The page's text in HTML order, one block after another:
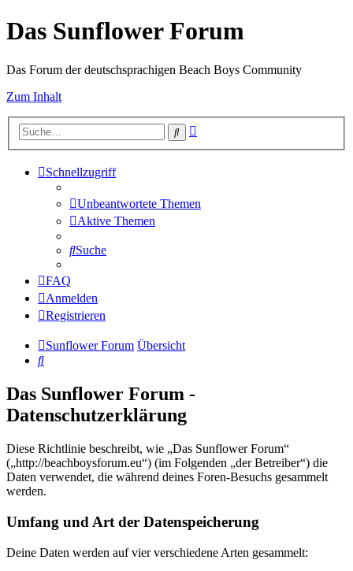
Das Sunflower Forum
Das Forum der deutschsprachigen Beach Boys Community
Zum Inhalt
Suche
Schnellzugriff
Unbeantwortete Themen
Aktive Themen
Suche
FAQ
Anmelden
Registrieren
Sunflower Forum Übersicht
Suche
Das Sunflower Forum -
Datenschutzerklärung
Diese Richtlinie beschreibt, wie „Das Sunflower Forum“
(„http://beachboysforum.eu“) (im Folgenden „der Betreiber“) die
Daten verwendet, die während deines Foren-Besuchs gesammelt
werden.
Umfang und Art der Datenspeicherung
Deine Daten werden auf vier verschiedene Arten gesammelt: